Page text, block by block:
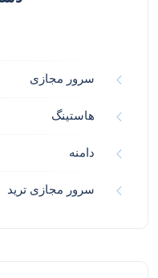
سرور مجازی
هاستینگ
دامنه
سرور مجازی ترید